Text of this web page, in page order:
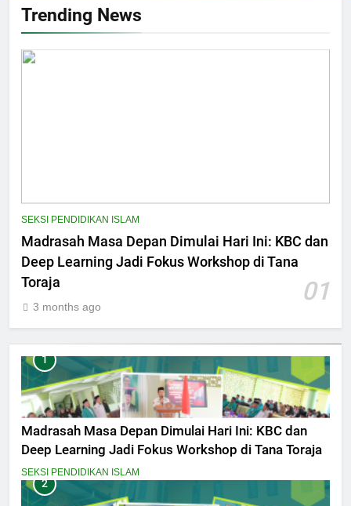
Trending News
SEKSI PENDIDIKAN ISLAM
Madrasah Masa Depan Dimulai Hari Ini: KBC dan
Deep Learning Jadi Fokus Workshop di Tana
Toraja
01
3 months ago
1
Madrasah Masa Depan Dimulai Hari Ini: KBC dan
Deep Learning Jadi Fokus Workshop di Tana Toraja
SEKSI PENDIDIKAN ISLAM
2